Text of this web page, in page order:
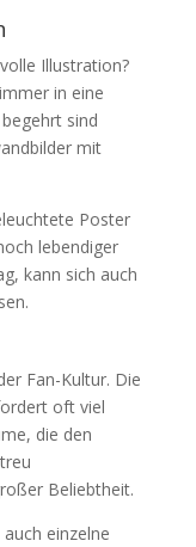
Illustration?
in eine
sind
mit
Poster
lebendiger
kann sich auch
Fan-Kultur. Die
oft viel
die den
Beliebtheit.
einzelne